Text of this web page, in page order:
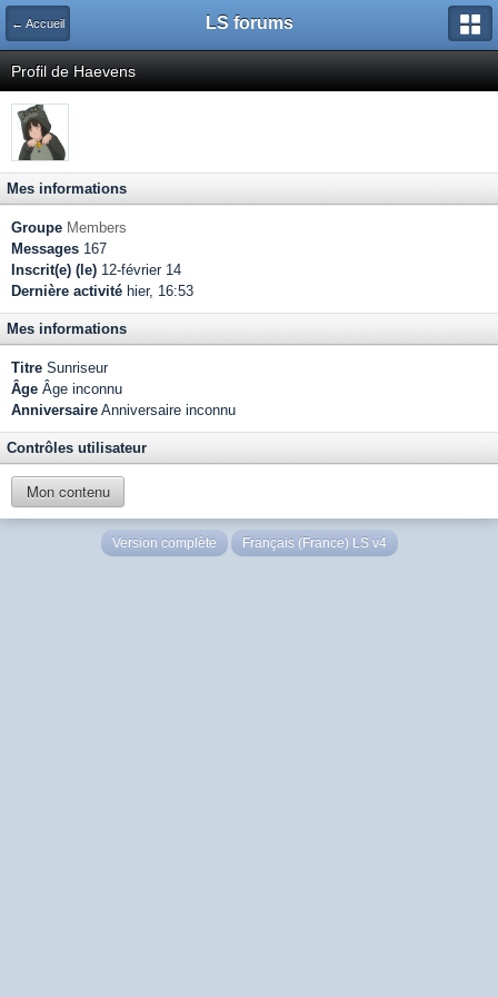
← Accueil LS forums
Profil de Haevens
Mes informations
Groupe Members
Messages 167
Inscrit(e) (le) 12-février 14
Dernière activité hier, 16:53
Mes informations
Titre Sunriseur
Âge Âge inconnu
Anniversaire Anniversaire inconnu
Contrôles utilisateur
Mon contenu
Version complète Français (France) LS v4